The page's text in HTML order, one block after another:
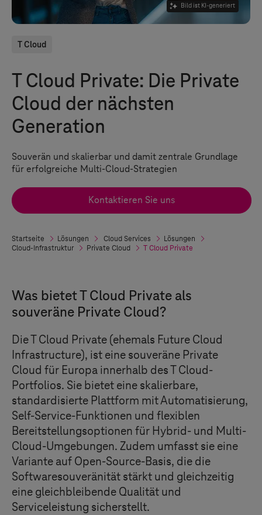
Bild ist KI-generiert
T Cloud
T Cloud Private: Die Private
Cloud der nächsten
Generation
Souverän und skalierbar und damit zentrale Grundlage
für erfolgreiche Multi-Cloud-Strategien
Kontaktieren Sie uns
Startseite Lösungen Cloud Services
Lösungen
Cloud-Infrastruktur
Private Cloud T Cloud Private
Was bietetT Cloud Private als
souveräne Private Cloud?
DieT Cloud Private (ehemals Future Cloud
Infrastructure), ist eine souveräne Private
Cloud für Europa innerhalb desT Cloud-
Portfolios. Sie bietet eine skalierbare,
standardisierte Plattform mit Automatisierung,
Self-Service-Funktionen und flexiblen
Bereitstellungsoptionen für Hybrid- und Multi-
Cloud-Umgebungen. Zudem umfasst sie eine
Variante auf Open-Source-Basis, die die
Softwaresouveränität stärkt und gleichzeitig
eine gleichbleibende Qualität und
Serviceleistung sicherstellt.